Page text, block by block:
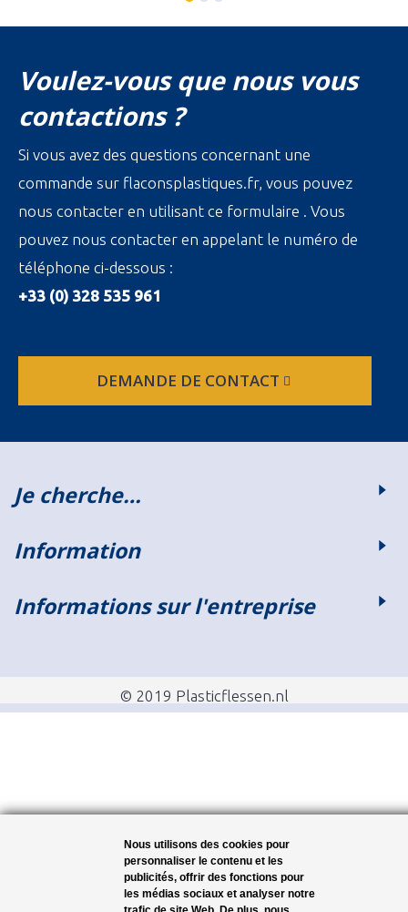
Voulez-vous que nous vous
contactions ?
Si vous avez des questions concernant une
commande sur flaconsplastiques.fr, vous pouvez
nous contacter en utilisant ce formulaire . Vous
pouvez nous contacter en appelant le numéro de
téléphone ci-dessous :
+33 (0) 328 535 961
DEMANDE DE CONTACT
Je cherche…
Information
Informations sur l'entreprise
© 2019 Plasticflessen.nl
Nous utilisons des cookies pour
personnaliser le contenu et les
publicités, offrir des fonctions pour
les médias sociaux et analyser notre